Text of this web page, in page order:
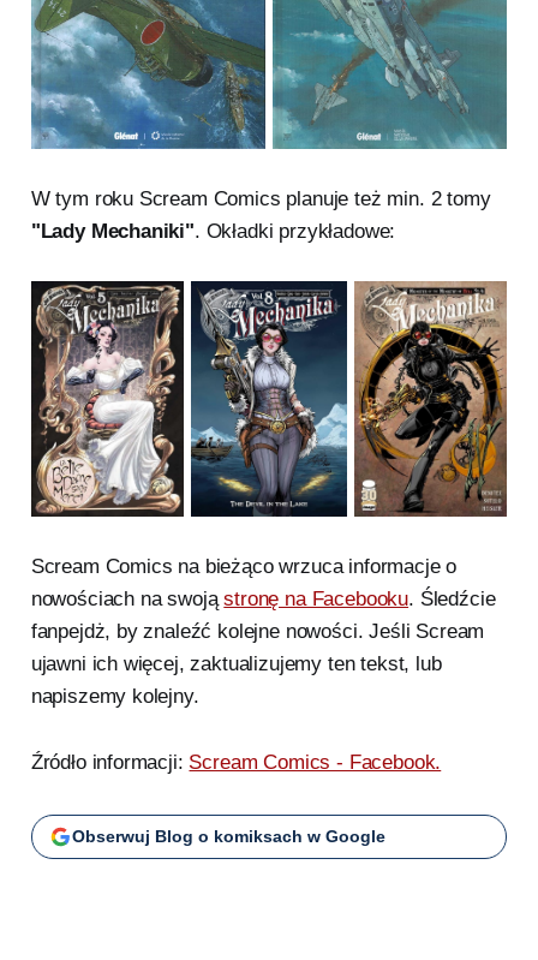
W tym roku Scream Comics planuje też min. 2 tomy
"Lady Mechaniki". Okładki przykładowe:
Scream Comics na bieżąco wrzuca informacje o
nowościach na swojąstronę na Facebooku. Śledźcie
fanpejdż, by znaleźć kolejne nowości. Jeśli Scream
ujawni ich więcej, zaktualizujemy ten tekst, lub
napiszemy kolejny.
Źródło informacji: Scream Comics - Facebook.
Obserwuj Blog o komiksach w Google